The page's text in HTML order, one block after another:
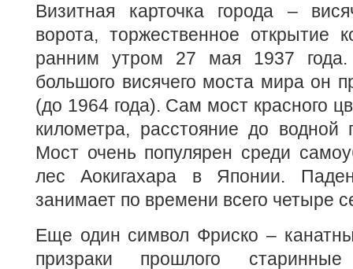
Визитная карточка города –
ворота, торжественное открытие
ранним утром 27 мая 1937 года.
большого висячего моста мира он
(до 1964 года). Сам мост красного
километра, расстояние до водной
Мост очень популярен среди
лес Аокигахара в Японии.
занимает по времени всего четыре
Еще один символ Фриско –
призраки прошлого